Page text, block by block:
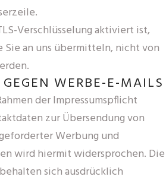
Verschlüsselung aktiviert ist,
Sie an uns übermitteln, nicht von
WERBE-E-MAILS
der Impressumspflicht
zur Übersendung von
Werbung und
wird hiermit widersprochen. Die
sich ausdrücklich